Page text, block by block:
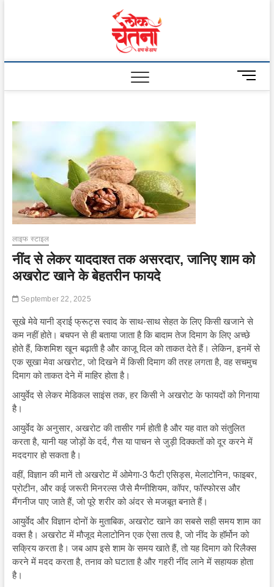
M
e
लाइफ स्टाइल
नींद से लेकर याददाश्त तक असरदार, जानिए शाम को
अखरोट खाने के बेहतरीन फायदे
September 22, 2025
सूखे मेवे यानी ड्राई फ्रूट्स स्वाद के साथ-साथ सेहत के लिए किसी खजाने से
कम नहीं होते। बचपन से ही बताया जाता है कि बादाम तेज दिमाग के लिए अच्छे
होते हैं, किशमिश खून बढ़ाती है और काजू दिल को ताकत देते हैं। लेकिन, इनमें से
एक सूखा मेवा अखरोट, जो दिखने में किसी दिमाग की तरह लगता है, वह सचमुच
दिमाग को ताकत देने में माहिर होता है।
आयुर्वेद से लेकर मेडिकल साइंस तक, हर किसी ने अखरोट के फायदों को गिनाया
है।
आयुर्वेद के अनुसार, अखरोट की तासीर गर्म होती है और यह वात को संतुलित
करता है, यानी यह जोड़ों के दर्द, गैस या पाचन से जुड़ी दिक्कतों को दूर करने में
मददगार हो सकता है।
वहीं, विज्ञान की मानें तो अखरोट में ओमेगा-3 फैटी एसिड्स, मेलाटोनिन, फाइबर,
प्रोटीन, और कई जरूरी मिनरल्स जैसे मैग्नीशियम, कॉपर, फॉस्फोरस और
मैंगनीज पाए जाते हैं, जो पूरे शरीर को अंदर से मजबूत बनाते हैं।
आयुर्वेद और विज्ञान दोनों के मुताबिक, अखरोट खाने का सबसे सही समय शाम का
वक्त है। अखरोट में मौजूद मेलाटोनिन एक ऐसा तत्व है, जो नींद के हॉर्मोन को
सक्रिय करता है। जब आप इसे शाम के समय खाते हैं, तो यह दिमाग को रिलैक्स
करने में मदद करता है, तनाव को घटाता है और गहरी नींद लाने में सहायक होता
है।